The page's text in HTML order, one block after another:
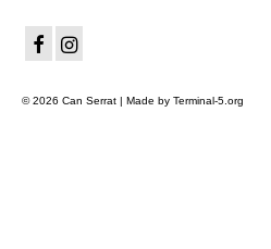
© 2026 Can Serrat | Made by Terminal-5.org